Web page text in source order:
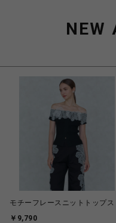
NEW
モチーフレースニットトップス
￥9,790